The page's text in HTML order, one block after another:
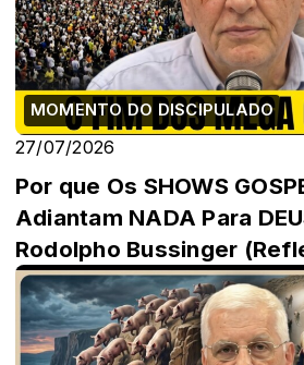
MOMENTO DO DISCIPULADO
27/07/2026
Por que Os SHOWS
Adiantam NADA Para
Rodolpho Bussinger